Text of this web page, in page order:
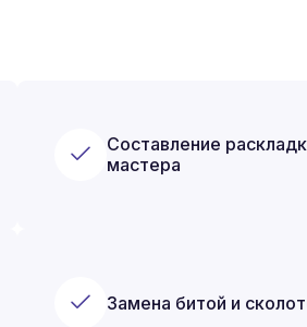
Составление
мастера
Замена битой и